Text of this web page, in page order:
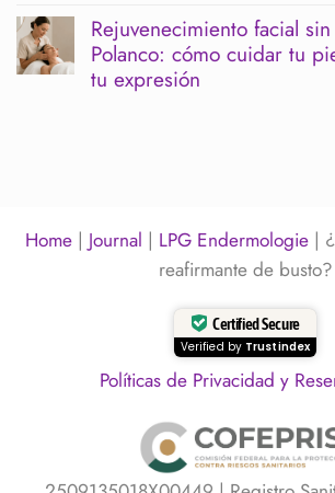
sin
irritar
la
barrera
cutánea
evento:
cuándo
hacerlo
para
hay
comentarios
en
Rostro
inflamado
desinflamarlo
Rejuvenecimiento facial
Polanco: cómo cuidar tu
tu expresión
en
cambiar
Home | Journal | LPG Endermologie |
reafirmante de busto?
Certified Secure
Verified by Trustindex
Políticas de Privacidad y